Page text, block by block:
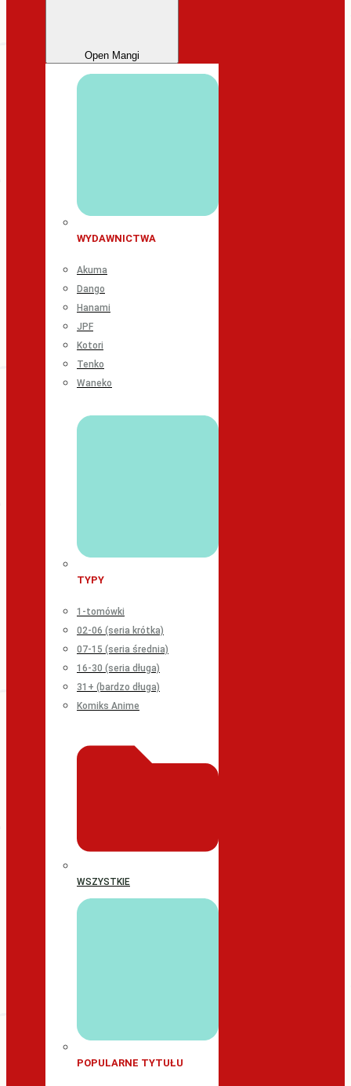
Open Mangi
WYDAWNICTWA
Akuma
Dango
Hanami
JPF
Kotori
Tenko
Waneko
TYPY
1-tomówki
02-06 (seria krótka)
07-15 (seria średnia)
16-30 (seria długa)
31+ (bardzo długa)
Komiks Anime
WSZYSTKIE
POPULARNE TYTUŁU